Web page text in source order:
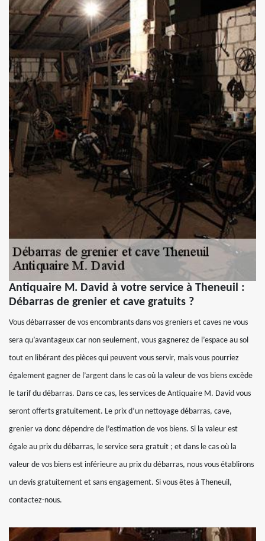
Antiquaire M. David à votre service à Theneuil :
Débarras de grenier et cave gratuits ?
Vous débarrasser de vos encombrants dans vos greniers et caves ne vous
sera qu’avantageux car non seulement, vous gagnerez de l’espace au sol
tout en libérant des pièces qui peuvent vous servir, mais vous pourriez
également gagner de l’argent dans le cas où la valeur de vos biens excède
le tarif du débarras. Dans ce cas, les services de Antiquaire M. David vous
seront offerts gratuitement. Le prix d’un nettoyage débarras, cave,
grenier va donc dépendre de l’estimation de vos biens. Si la valeur est
égale au prix du débarras, le service sera gratuit ; et dans le cas où la
valeur de vos biens est inférieure au prix du débarras, nous vous établirons
un devis gratuitement et sans engagement. Si vous êtes à Theneuil,
contactez-nous.